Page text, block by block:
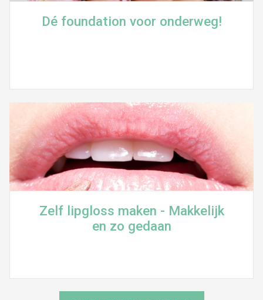
Dé foundation voor onderweg!
Zelf lipgloss maken - Makkelijk
en zo gedaan